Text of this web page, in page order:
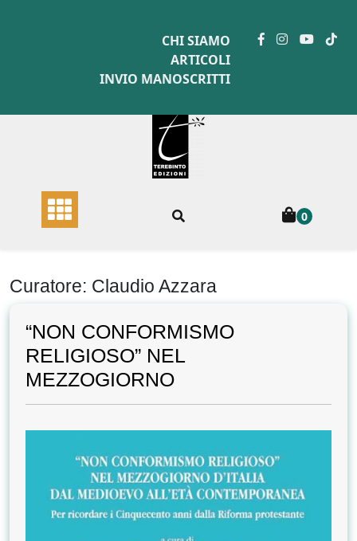
CHI SIAMO
ARTICOLI
INVIO MANOSCRITTI
0
Curatore: Claudio Azzara
“NON CONFORMISMO
RELIGIOSO” NEL
MEZZOGIORNO